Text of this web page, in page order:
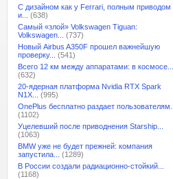
С дизайном как у Ferrari, полным приводом
и...
(638)
Самый «злой» Volkswagen Tiguan:
Volkswagen...
(737)
Новый Airbus A350F прошел важнейшую
проверку...
(541)
Всего 12 км между аппаратами: в космосе...
(632)
20-ядерная платформа Nvidia RTX Spark
N1X...
(995)
OnePlus бесплатно раздает пользователям...
(1102)
Уцелевший после приводнения Starship...
(1063)
BMW уже не будет прежней: компания
запустила...
(1289)
В России создали радиационно-стойкий...
(1168)